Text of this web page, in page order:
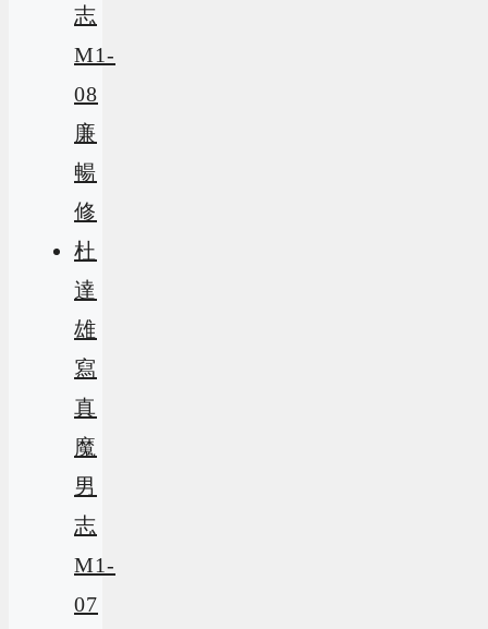
志
M1-
08
廉
暢
修
杜
達
雄
寫
真
魔
男
志
M1-
07